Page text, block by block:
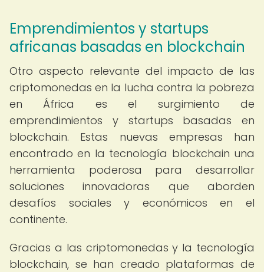
Emprendimientos y startups
africanas basadas en blockchain
Otro aspecto relevante del impacto de las
criptomonedas en la lucha contra la pobreza
en África es el surgimiento de
emprendimientos y startups basadas en
blockchain. Estas nuevas empresas han
encontrado en la tecnología blockchain una
herramienta poderosa para desarrollar
soluciones innovadoras que aborden
desafíos sociales y económicos en el
continente.
Gracias a las criptomonedas y la tecnología
blockchain, se han creado plataformas de